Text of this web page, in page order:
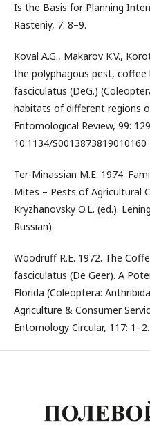
Is the Basis for Planning
Rasteniy, 7: 8–9.
Koval A.G., Makarov K.V.,
the polyphagous pest, coffee
fasciculatus (DeG.)
habitats of different regions
Entomological Review, 99:
10.1134/S0013873819010160
Ter-Minassian M.E. 1974.
Mites – Pests of Agricultural
Kryzhanovsky O.L. (ed.).
Russian).
Woodruff R.Е. 1972. The
fasciculatus (De Geer). А
Florida (Coleoptera:
Agriculture & Consumer
Entomology Circular, 117: 1–2.